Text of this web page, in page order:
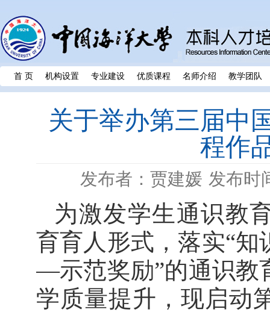
首 页 机构设置 专业建设 优质课程 名师介绍 教学团队
关于举办第三届中
程作
发布者：贾建媛 发布时
为激发学生通识教
育育人形式，落实“
—示范奖励”的通识教
学质量提升，现启动